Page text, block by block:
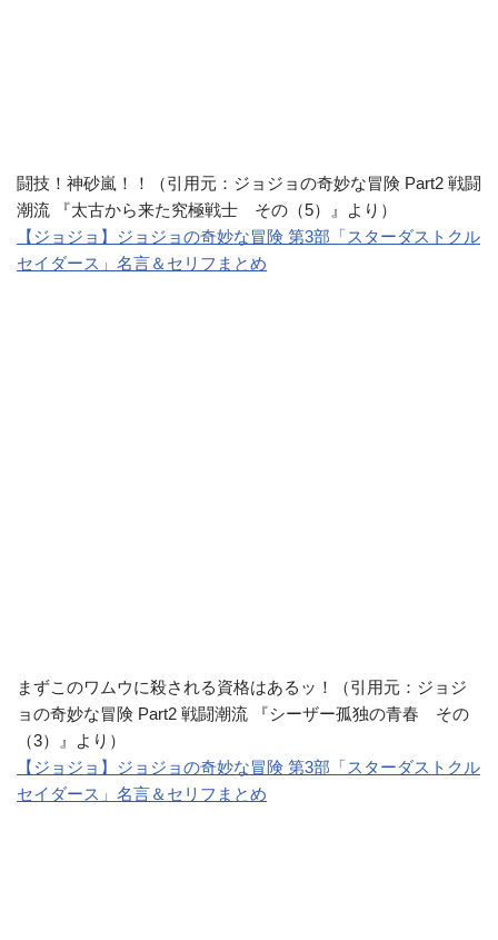
闘技！神砂嵐！！（引用元：ジョジョの奇妙な冒険 Part2 戦闘
潮流 『太古から来た究極戦士 その（5）』より）
【ジョジョ】ジョジョの奇妙な冒険 第3部「スターダストクル
セイダース」名言＆セリフまとめ
まずこのワムウに殺される資格はあるッ！（引用元：ジョジ
ョの奇妙な冒険 Part2 戦闘潮流 『シーザー孤独の青春 その
（3）』より）
【ジョジョ】ジョジョの奇妙な冒険 第3部「スターダストクル
セイダース」名言＆セリフまとめ